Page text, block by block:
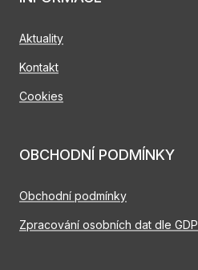
Aktuality
Kontakt
Cookies
OBCHODNÍ PODMÍNKY
Obchodní podmínky
Zpracování osobních dat dle